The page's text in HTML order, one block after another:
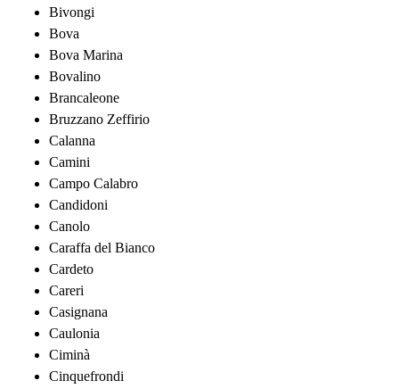
Bivongi
Bova
Bova Marina
Bovalino
Brancaleone
Bruzzano Zeffirio
Calanna
Camini
Campo Calabro
Candidoni
Canolo
Caraffa del Bianco
Cardeto
Careri
Casignana
Caulonia
Ciminà
Cinquefrondi